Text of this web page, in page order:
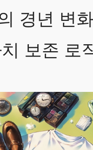
경년 변
보존 로